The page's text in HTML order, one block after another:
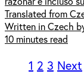
Translated from
Written in Czech
10 minutes read
1 2 3 Next